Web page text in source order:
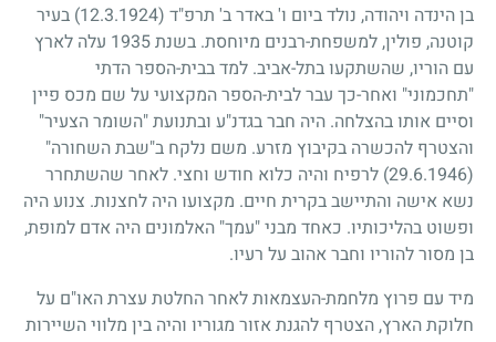
בן הינדה ויהודה, נולד ביום ו' באדר ב' תרפ"ד (12.3.1924)
בעיר
קוטנה, פולין, למשפחת-רבנים מיוחסת. בשנת1935 עלה לארץ
עם הוריו, שהשתקעו בתל-אביב. למד בבית-הספר הדתי
"תחכמוני" ואחר-כך עבר לבית-הספר המקצועי על שם מכס פיין
וסיים אותו בהצלחה. היה חבר בגדנ"ע ובתנועת "השומר הצעיר"
והצטרף להכשרה בקיבוץ מזרע. משם נלקח ב"שבת השחורה"
(29.6.1946)
לרפיח והיה כלוא חודש וחצי. לאחר שהשתחרר
נשא אישה והתיישב בקרית חיים. מקצועו היה לחצנות. צנוע היה
ופשוט בהליכותיו. כאחד מבני "עמך" האלמונים היה אדם למופת,
בן מסור להוריו וחבר אהוב על רעיו.
מיד עם פרוץ מלחמת-העצמאות לאחר החלטת עצרת האו"ם על
חלוקת הארץ, הצטרף להגנת אזור מגוריו והיה בין מלווי השיירות